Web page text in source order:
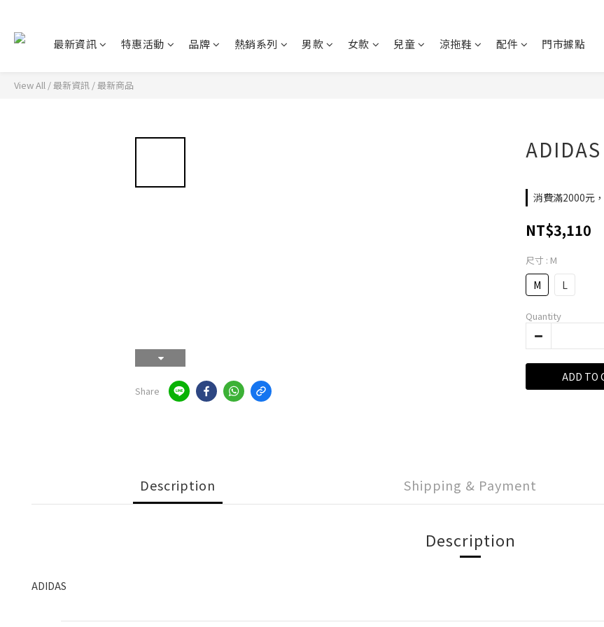
最新資訊 特惠活動 品牌 熱銷系列 男款 女款 兒童 涼拖鞋 配件 門市據點
View All /最新資訊 /最新商品
Share
ADIDAS
消費滿2000元
NT$3,110
尺寸 : M
M L
Quantity
ADD TO
Description Shipping & Payment
Description
ADIDAS